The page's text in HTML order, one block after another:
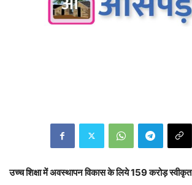
उच्च शिक्षा में अवस्थापन विकास के लिये 159 करोड़ स्वीकृत